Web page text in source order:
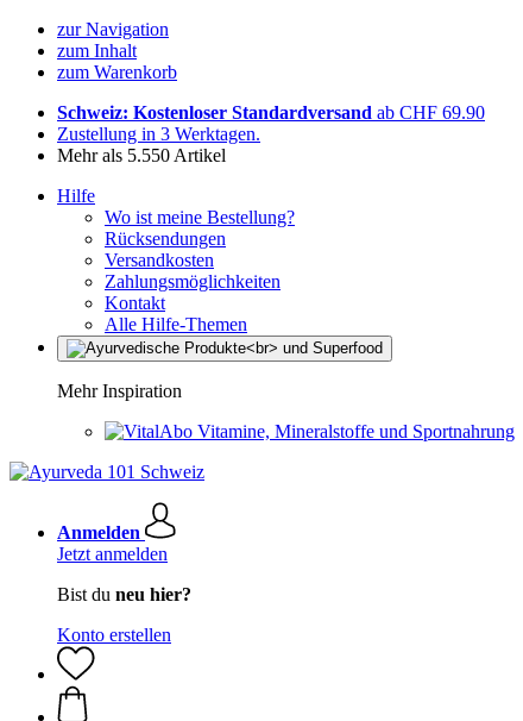
zur Navigation
zum Inhalt
zum Warenkorb
Schweiz: Kostenloser Standardversand ab CHF 69.90
Zustellung in 3 Werktagen.
Mehr als 5.550 Artikel
Hilfe
Wo ist meine Bestellung?
Rücksendungen
Versandkosten
Zahlungsmöglichkeiten
Kontakt
Alle Hilfe-Themen
Mehr Inspiration
Vitamine, Mineralstoffe und Sportnahrung
Anmelden
Jetzt anmelden
Bist du neu hier?
Konto erstellen